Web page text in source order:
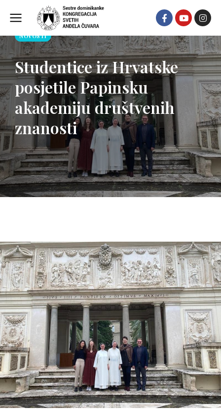
NOVOSTI
Studentice iz Hrvatske
posjetile Papinsku
akademiju društvenih
znanosti